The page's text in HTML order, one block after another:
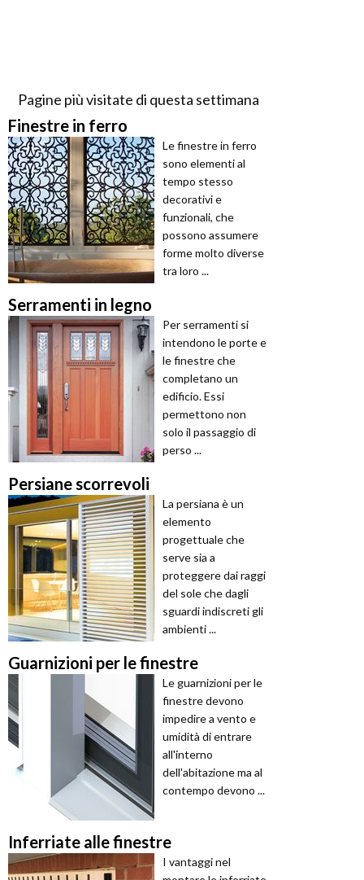
Pagine più visitate di questa settimana
Finestre in ferro
Le finestre in ferro
sono elementi al
tempo stesso
decorativi e
funzionali, che
possono assumere
forme molto diverse
tra loro ...
Serramenti in legno
Per serramenti si
intendono le porte e
le finestre che
completano un
edificio. Essi
permettono non
solo il passaggio di
perso ...
Persiane scorrevoli
La persiana è un
elemento
progettuale che
serve sia a
proteggere dai raggi
del sole che dagli
sguardi indiscreti gli
ambienti ...
Guarnizioni per le finestre
Le guarnizioni per le
finestre devono
impedire a vento e
umidità di entrare
all'interno
dell'abitazione ma al
contempo devono ...
Inferriate alle finestre
I vantaggi nel